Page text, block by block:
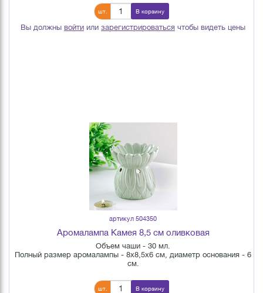
шт. В корзину
Вы должны войти или зарегистрироваться чтобы видеть цены
артикул 504350
Аромалампа Камея 8,5 см оливковая
Объем чаши - 30 мл.
Полный размер аромалампы - 8х8,5х6 см, диаметр основания - 6
см.
шт. В корзину